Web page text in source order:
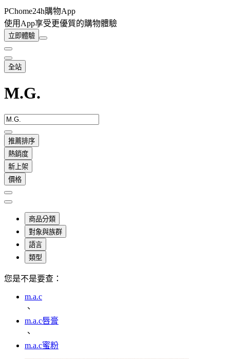
PChome24h購物App
使用App享受更優質的購物體驗
立即體驗
全站
M.G.
推薦排序
熱銷度
新上架
價格
商品分類
對象與族群
語言
類型
您是不是要查：
m.a.c
、
m.a.c唇膏
、
m.a.c蜜粉